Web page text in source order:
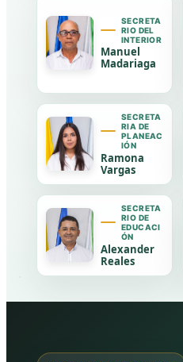
SECRETA
RIO DEL
INTERIOR
Manuel
Madariaga
SECRETA
RIA DE
PLANEAC
IÓN
Ramona
Vargas
SECRETA
RIO DE
EDUCACI
ÓN
Alexander
Reales